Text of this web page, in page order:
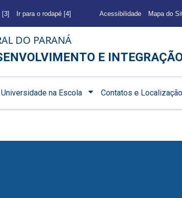
[3] Ir para o rodapé [4] Acessibilidade Mapa do
DO PARANÁ
E
Universidade na Escola Contatos e Localização